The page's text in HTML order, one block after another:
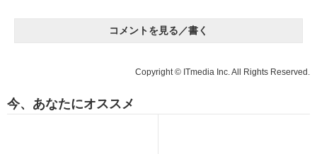
コメントを見る／書く
Copyright © ITmedia Inc. All Rights Reserved.
今、あなたにオススメ